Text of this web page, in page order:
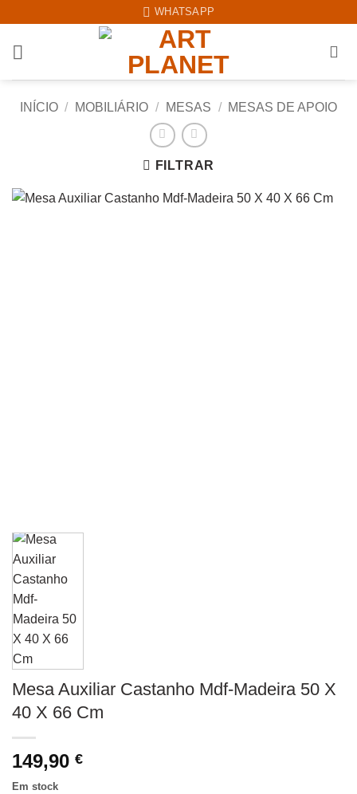
content
WHATSAPP
INÍCIO / MOBILIÁRIO / MESAS / MESAS DE APOIO
FILTRAR
Mesa Auxiliar Castanho Mdf-Madeira 50 X
40 X 66 Cm
149,90 €
Em stock